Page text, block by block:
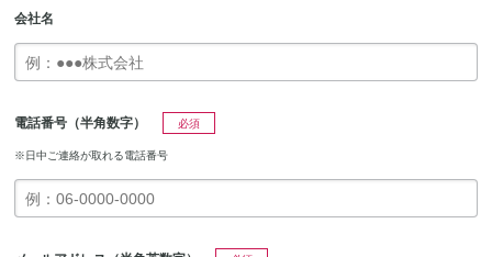
会社名
電話番号（半角数字） 必須
※日中ご連絡が取れる電話番号